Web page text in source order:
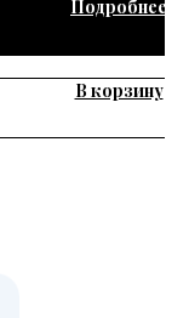
Подробнее
В корзину